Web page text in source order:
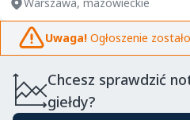
Uwaga!Ogłoszenie
Chcesz sprawdzić
giełdy?